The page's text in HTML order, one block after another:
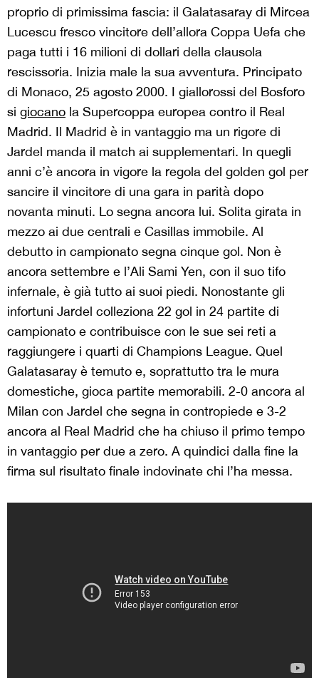
proprio di primissima fascia: il Galatasaray di Mircea
Lucescu fresco vincitore dell’allora Coppa Uefa che
paga tutti i 16 milioni di dollari della clausola
rescissoria. Inizia male la sua avventura. Principato
di Monaco, 25 agosto 2000. I giallorossi del Bosforo
si giocano la Supercoppa europea contro il Real
Madrid. Il Madrid è in vantaggio ma un rigore di
Jardel manda il match ai supplementari. In quegli
anni c’è ancora in vigore la regola del golden gol per
sancire il vincitore di una gara in parità dopo
novanta minuti. Lo segna ancora lui. Solita girata in
mezzo ai due centrali e Casillas immobile. Al
debutto in campionato segna cinque gol. Non è
ancora settembre e l’Ali Sami Yen, con il suo tifo
infernale, è già tutto ai suoi piedi. Nonostante gli
infortuni Jardel colleziona 22 gol in 24 partite di
campionato e contribuisce con le sue sei reti a
raggiungere i quarti di Champions League. Quel
Galatasaray è temuto e, soprattutto tra le mura
domestiche, gioca partite memorabili. 2-0 ancora al
Milan con Jardel che segna in contropiede e 3-2
ancora al Real Madrid che ha chiuso il primo tempo
in vantaggio per due a zero. A quindici dalla fine la
firma sul risultato finale indovinate chi l’ha messa.